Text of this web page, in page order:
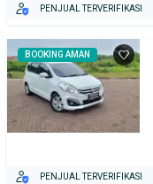
PENJUAL TERVERIFIKASI
BOOKING AMAN
PENJUAL TERVERIFIKASI